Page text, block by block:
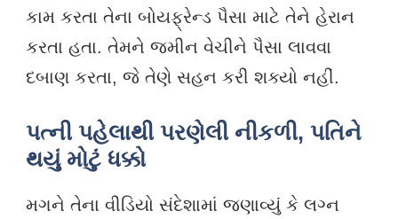
કામ કરતા તેના બોયફ્રેન્ડ પૈસા માટે તેને હેરાન
કરતા હતા. તેમને જમીન વેચીને પૈસા લાવવા
દબાણ કરતા, જે તેણે સહન કરી શક્યો નહીં.
પત્ની પહેલાથી પરણેલી નીકળી, પતિને
થયું મોટું ધક્કો
મગને તેના વીડિયો સંદેશામાં જણાવ્યું કે લગ્ન